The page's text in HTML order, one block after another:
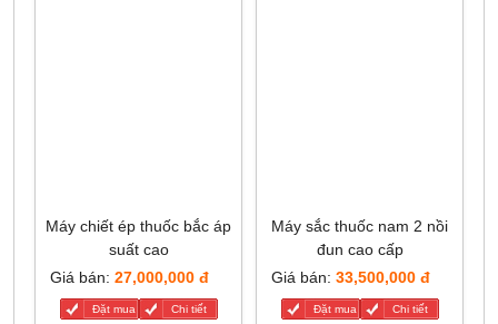
Máy chiết ép thuốc bắc áp
suất cao
Giá bán: 27,000,000 đ
Đặt mua Chi tiết
Máy sắc thuốc nam 2 nồi
đun cao cấp
Giá bán: 33,500,000 đ
Đặt mua Chi tiết